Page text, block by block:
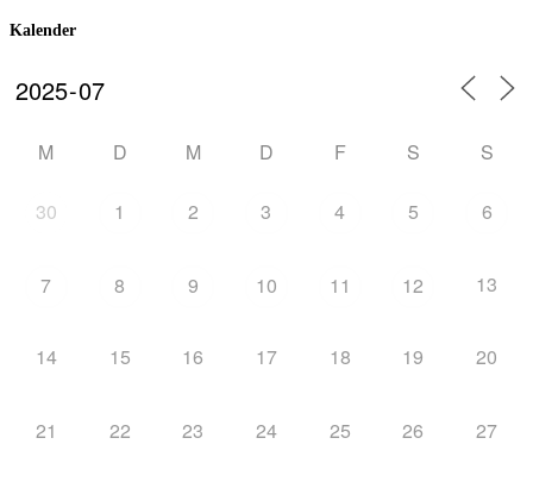
Kalender
M D M D F S S
30 1 2 3 4 5 6
7 8 9 10 11 12 13
14 15 16 17 18 19 20
21 22 23 24 25 26 27